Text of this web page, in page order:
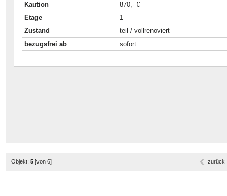
Kaution
870,- €
Etage
1
Zustand
teil / vollrenoviert
bezugsfrei ab
sofort
Objekt: 5 [von 6] zurück